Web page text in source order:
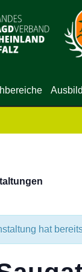
hat